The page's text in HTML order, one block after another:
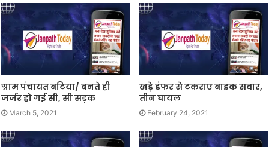
ग्राम पंचायत बटिया/ बनते ही
जर्जर हो गई सी, सी सड़क
March 5, 2021
खड़े डंफर से टकराए बाइक सवार,
तीन घायल
February 24, 2021